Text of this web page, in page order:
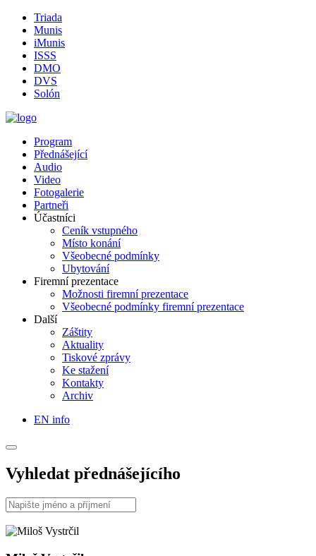
Triada
Munis
iMunis
ISSS
DMO
DVS
Solón
Program
Přednášející
Audio
Video
Fotogalerie
Partneři
Účastníci
Ceník vstupného
Místo konání
Všeobecné podmínky
Ubytování
Firemní prezentace
Možnosti firemní prezentace
Všeobecné podmínky firemní prezentace
Další
Záštity
Aktuality
Tiskové zprávy
Ke stažení
Kontakty
Archiv
EN info
Vyhledat přednášejícího